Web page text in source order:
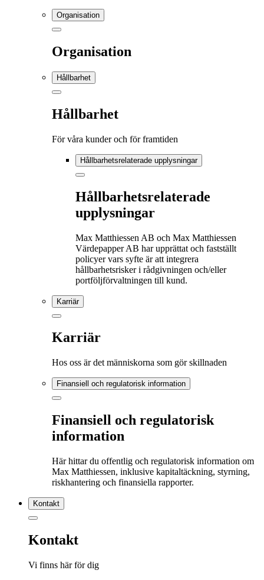
Organisation
Organisation
Hållbarhet
Hållbarhet
För våra kunder och för framtiden
Hållbarhetsrelaterade upplysningar
Hållbarhetsrelaterade
upplysningar
Max Matthiessen AB och Max Matthiessen
Värdepapper AB har upprättat och fastställt
policyer vars syfte är att integrera
hållbarhetsrisker i rådgivningen och/eller
portföljförvaltningen till kund.
Karriär
Karriär
Hos oss är det människorna som gör skillnaden
Finansiell och regulatorisk information
Finansiell och regulatorisk
information
Här hittar du offentlig och regulatorisk information om
Max Matthiessen, inklusive kapitaltäckning, styrning,
riskhantering och finansiella rapporter.
Kontakt
Kontakt
Vi finns här för dig